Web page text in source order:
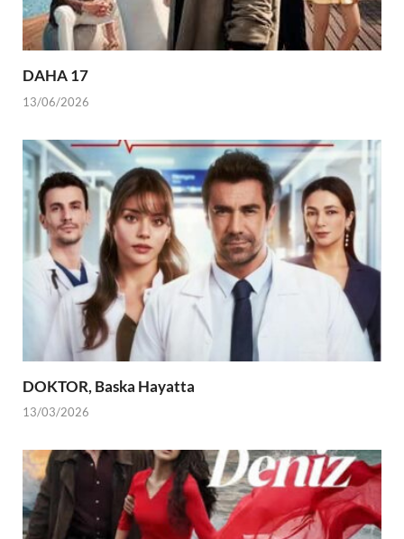
DAHA 17
13/06/2026
DOKTOR, Baska Hayatta
13/03/2026